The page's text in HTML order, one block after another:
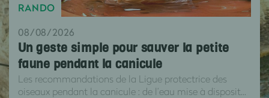
RANDO
08/08/2026
Un geste simple pour sauver la petite
faune pendant la canicule
Les recommandations de la Ligue protectrice des
oiseaux pendant la canicule : de l’eau mise à disposit...